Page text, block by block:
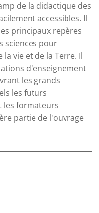
de la didactique des
accessibles. Il
principaux repères
sciences pour
la vie et de la Terre. Il
d'enseignement
les grands
les futurs
les formateurs
partie de l'ouvrage